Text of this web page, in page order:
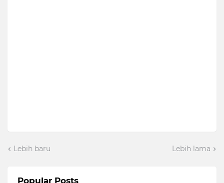
Lebih baru Lebih lama
Popular Posts